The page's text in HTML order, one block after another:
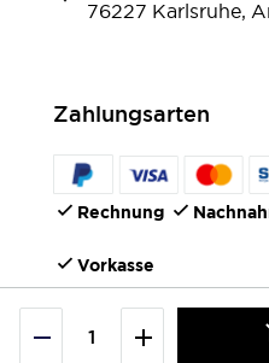
76227 Karlsruhe,
Zahlungsarten
Rechnung
Vorkasse